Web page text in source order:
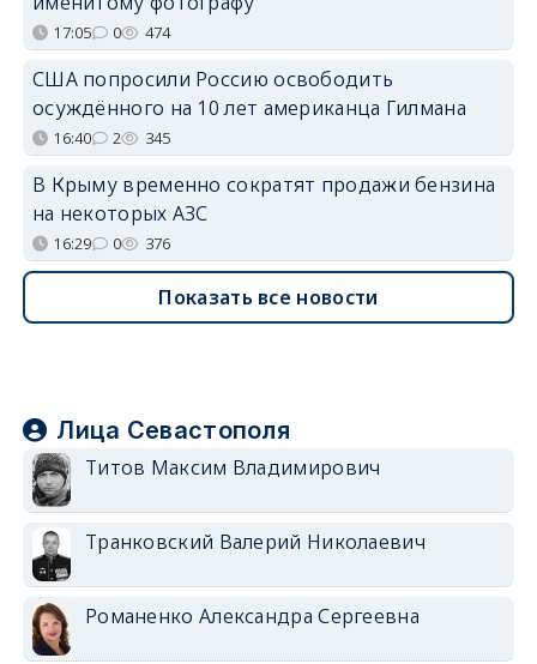
17:05 0 474
США попросили Россию освободить
осуждённого на 10 лет американца Гилмана
16:40 2 345
В Крыму временно сократят продажи бензина
на некоторых АЗС
16:29 0 376
Показать все новости
Лица Севастополя
Титов Максим Владимирович
Транковский Валерий Николаевич
Романенко Александра Сергеевна